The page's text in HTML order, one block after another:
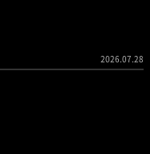
2026.07.28